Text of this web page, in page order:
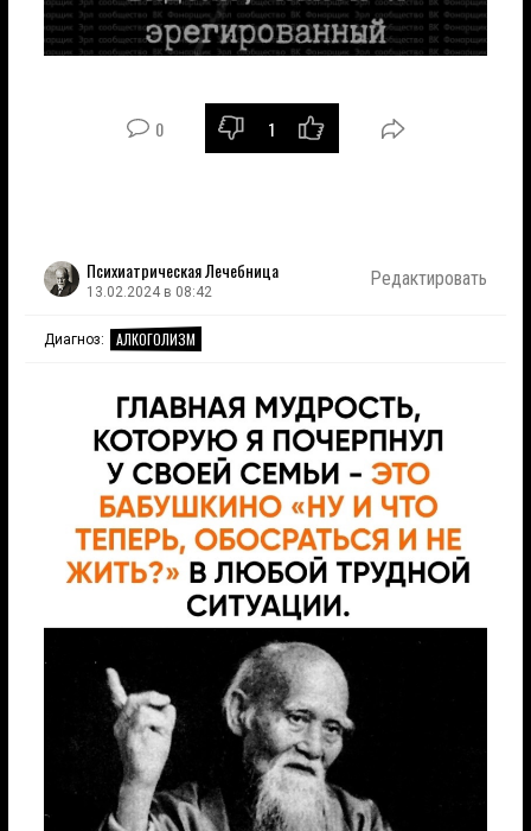
0 1
Психиатрическая Лечебница
13.02.2024 в 08:42
Редактировать
Диагноз: АЛКОГОЛИЗМ